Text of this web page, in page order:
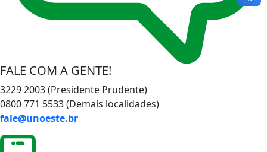
FALE COM A GENTE!
3229 2003 (Presidente Prudente)
0800 771 5533 (Demais localidades)
fale@unoeste.br